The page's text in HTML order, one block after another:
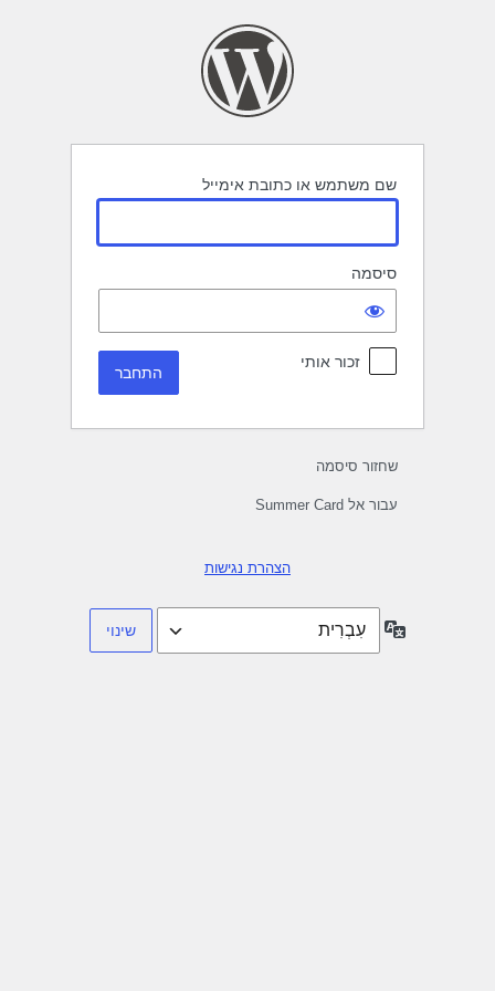
שם משתמש או כתובת אימייל
סיסמה
זכור אותי
שחזור סיסמה
עבור אל Summer Card
הצהרת נגישות
שפה